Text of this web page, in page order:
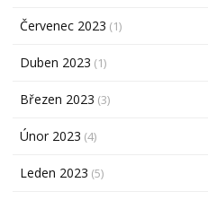
Červenec 2023 (1)
Duben 2023 (1)
Březen 2023 (3)
Únor 2023 (4)
Leden 2023 (5)